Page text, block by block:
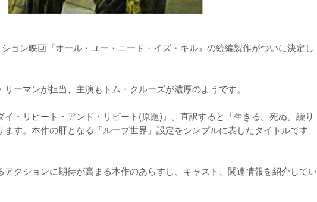
ョン映画『オール・ユー・ニード・イズ・キル』の続編製作がついに決定し
ーマンが担当、主演もトム・クルーズが濃厚のようです。
・リピート・アンド・リピート(原題)』。直訳すると「生きる。死ぬ。繰り
す。本作の肝となる「ループ世界」設定をシンプルに表したタイトルです
アクションに期待が高まる本作のあらすじ、キャスト、関連情報を紹介してい